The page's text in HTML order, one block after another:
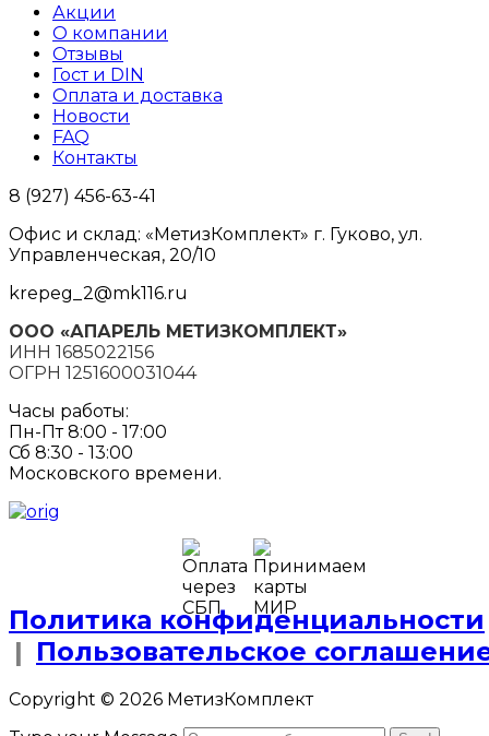
Акции
О компании
Отзывы
Гост и DIN
Оплата и доставка
Новости
FAQ
Контакты
8 (927) 456-63-41
Офис и склад: «МетизКомплект» г. Гуково, ул.
Управленческая, 20/10
krepeg_2@mk116.ru
ООО «АПАРЕЛЬ МЕТИЗКОМПЛЕКТ»
ИНН 1685022156
ОГРН 1251600031044
Часы работы:
Пн-Пт 8:00 - 17:00
Сб 8:30 - 13:00
Московского времени.
Политика конфиденциальности
| Пользовательское
Copyright © 2026 МетизКомплект